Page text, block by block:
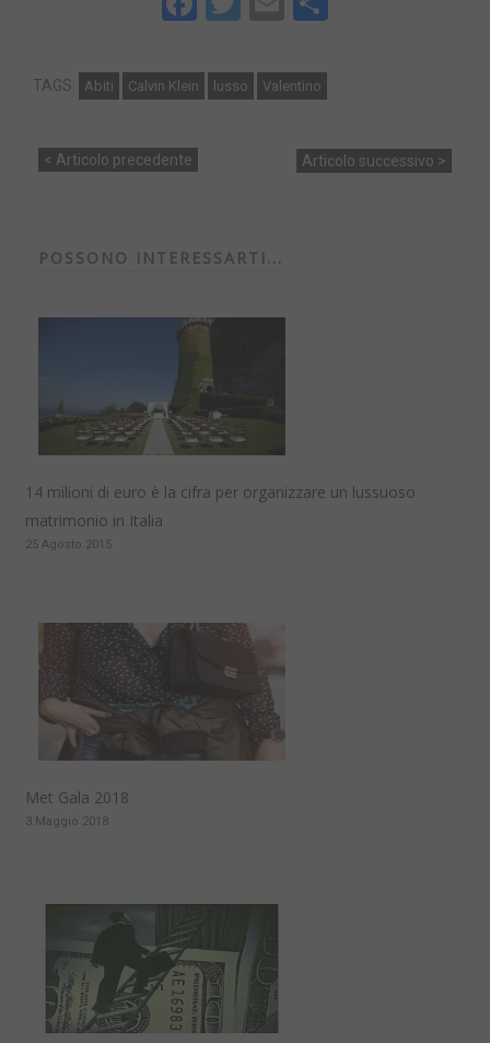
TAGS: Abiti Calvin Klein lusso Valentino
< Articolo precedente Articolo successivo >
POSSONO INTERESSARTI...
14 milioni di euro è la cifra per organizzare un lussuoso
matrimonio in Italia
25 Agosto 2015
Met Gala 2018
3 Maggio 2018